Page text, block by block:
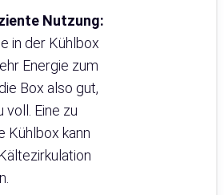
Nutzung:
in der Kühlbox
Energie zum
Box also gut,
voll. Eine zu
Kühlbox kann